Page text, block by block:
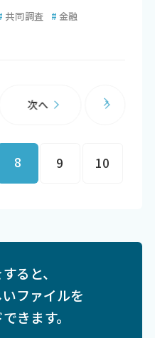
共同調査 # 金融
8 9 10
次へ
ると、
ファイルを
きます。